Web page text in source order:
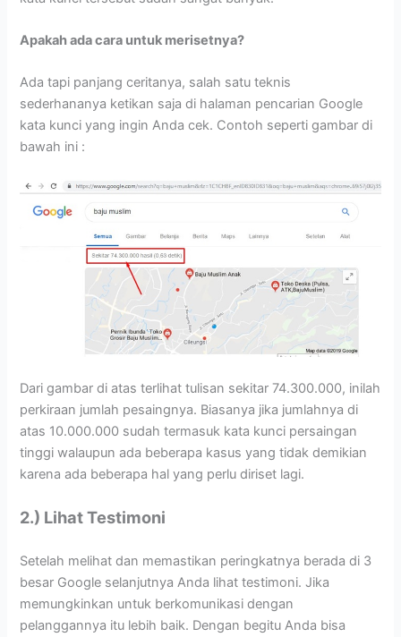
Apakah ada cara untuk merisetnya?
Ada tapi panjang ceritanya, salah satu teknis
sederhananya ketikan saja di halaman pencarian Google
kata kunci yang ingin Anda cek. Contoh seperti gambar di
bawah ini :
Dari gambar di atas terlihat tulisan sekitar 74.300.000, inilah
perkiraan jumlah pesaingnya. Biasanya jika jumlahnya di
atas 10.000.000 sudah termasuk kata kunci persaingan
tinggi walaupun ada beberapa kasus yang tidak demikian
karena ada beberapa hal yang perlu diriset lagi.
2.) Lihat Testimoni
Setelah melihat dan memastikan peringkatnya berada di 3
besar Google selanjutnya Anda lihat testimoni. Jika
memungkinkan untuk berkomunikasi dengan
pelanggannya itu lebih baik. Dengan begitu Anda bisa